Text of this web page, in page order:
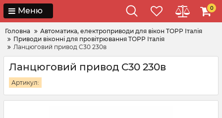
Меню 0
Головна
Автоматика, електроприводи для вікон TOPP Італія
Приводи віконні для провітрювання TOPP Італія
Ланцюговий привод C30 230в
Ланцюговий привод C30 230в
Артикул: